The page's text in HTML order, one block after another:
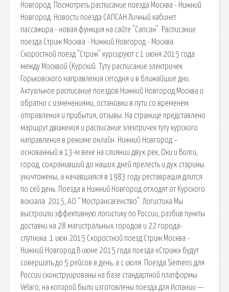
Новгород. Посмотреть расписание поезда Москва - Нижний
Новгород. Новости поезда САПСАН Личный кабинет
пассажира - новая функция на сайте "Сапсан". Расписание
поезда Стриж Москва - Нижний Новгород - Москва.
Скоростной поезд "Стриж" курсируют с 1 июня 2015 года
между Москвой (Курский. Туту расписание электричек
Горьковского направления сегодня и в ближайшие дни.
Актуальное расписание поездов Нижний Новгород Москва и
обратно с изменениями, остановки в пути со временем
отправления и прибытия, отзывы. На странице представлено
маршрут движения и расписание электричек туту курского
направления в режиме онлайн. Нижний Новгород –
основанный в 13-м веке на слиянии двух рек, Оки и Волги,
город, сохранивший до наших дней прелесть и дух старины.
уничтожены, а начавшаяся в 1983 году реставрация длится
по сей день. Поезда в Нижний Новгород отходят от Курского
вокзала. 2015, АО “ Мострансагенство”. Логистика Мы
выстроили эффективную логистику по России, разбив пункты
доставки на 28 магистральных городов и 22 города-
спутника. 1 июн 2015 Скоростной поезд Стриж Москва -
Нижний Новгород В июне 2015 года поезда «Стриж» будут
совершать до 5 рейсов в день, а с июля. Поезда Siemens для
России сконструированы на базе стандартной платформы
Velaro, на которой были изготовлены поезда для Испании —